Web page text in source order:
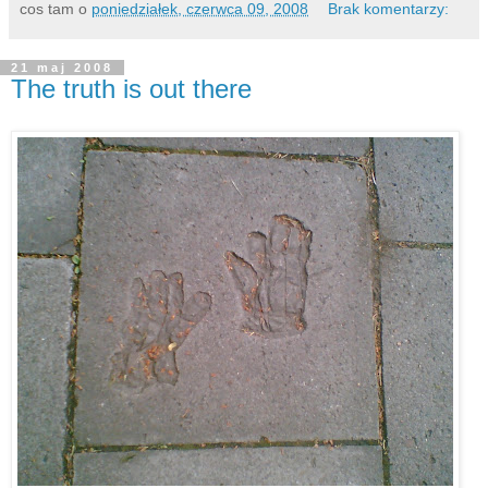
cos tam o poniedziałek, czerwca 09, 2008 Brak komentarzy:
21 maj 2008
The truth is out there